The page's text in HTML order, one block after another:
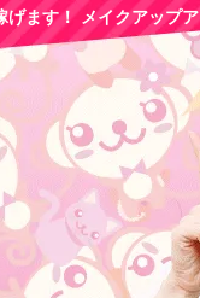
げます！ メイクアップア